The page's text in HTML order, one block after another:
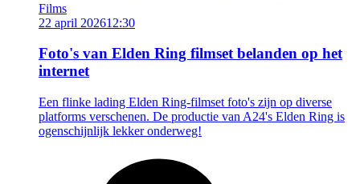
Films
22 april 202612:30
Foto's van Elden Ring filmset belanden op het
internet
Een flinke lading Elden Ring-filmset foto's zijn op diverse
platforms verschenen. De productie van A24's Elden Ring is
ogenschijnlijk lekker onderweg!